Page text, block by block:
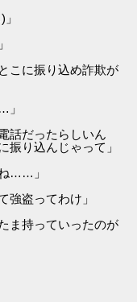
こに振り込め詐欺が
」
話だったらしいん
振り込んじゃって」
……」
強盗ってわけ」
ま持っていったのが